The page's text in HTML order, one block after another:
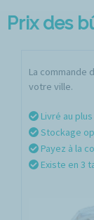
Prix des
La commande
votre ville.
Livré au
Stockage
Payez à la
Existe en 3